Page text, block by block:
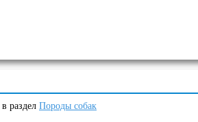
в раздел Породы собак